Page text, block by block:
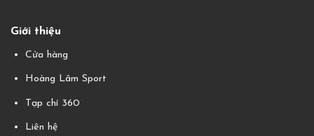
Giới thiệu
Cửa hàng
Hoàng Lâm Sport
Tạp chí 360
Liên hệ